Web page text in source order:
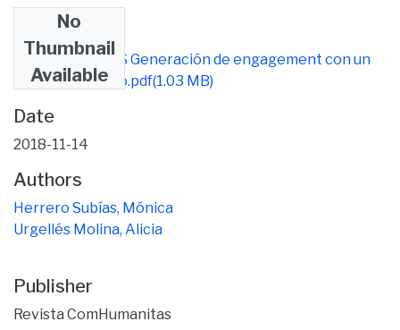
No
Thumbnail
Available
PUB ARTÍCULOS Generación de engagement con un
servicio de vídeo.pdf(1.03 MB)
Date
2018-11-14
Authors
Herrero Subías, Mónica
Urgellés Molina, Alicia
Publisher
Revista ComHumanitas